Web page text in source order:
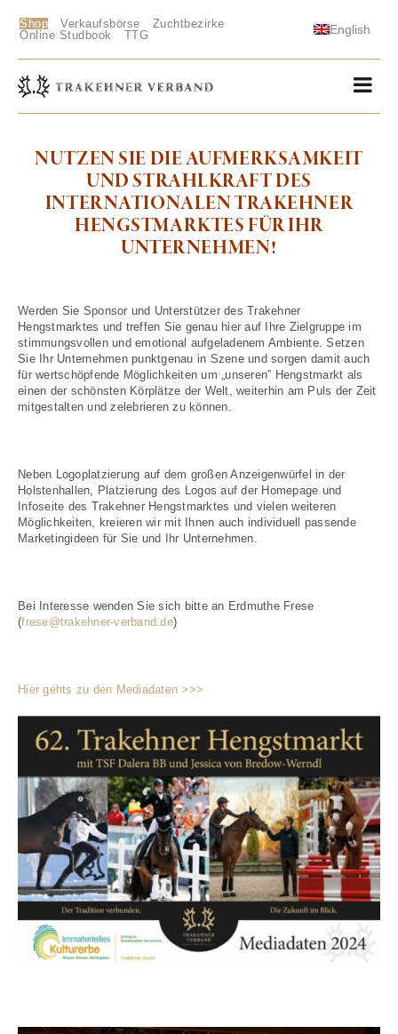
Shop Verkaufsbörse
Zuchtbezirke
Online Studbook
TTG English
NUTZEN SIE DIE AUFMERKSAMKEIT
UND STRAHLKRAFT DES
INTERNATIONALEN TRAKEHNER
HENGSTMARKTES FÜR IHR
UNTERNEHMEN!
Werden Sie Sponsor und Unterstützer des Trakehner
Hengstmarktes und treffen Sie genau hier auf Ihre Zielgruppe im
stimmungsvollen und emotional aufgeladenem Ambiente. Setzen
Sie Ihr Unternehmen punktgenau in Szene und sorgen damit auch
für wertschöpfende Möglichkeiten um „unseren” Hengstmarkt als
einen der schönsten Körplätze der Welt, weiterhin am Puls der Zeit
mitgestalten und zelebrieren zu können.
Neben Logoplatzierung auf dem großen Anzeigenwürfel in der
Holstenhallen, Platzierung des Logos auf der Homepage und
Infoseite des Trakehner Hengstmarktes und vielen weiteren
Möglichkeiten, kreieren wir mit Ihnen auch individuell passende
Marketingideen für Sie und Ihr Unternehmen.
Bei Interesse wenden Sie sich bitte an Erdmuthe Frese
(frese@trakehner-verband.de)
Hier gehts zu den Mediadaten >>>